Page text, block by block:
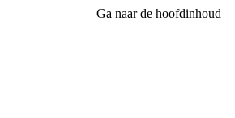
Ga naar de hoofdinhoud